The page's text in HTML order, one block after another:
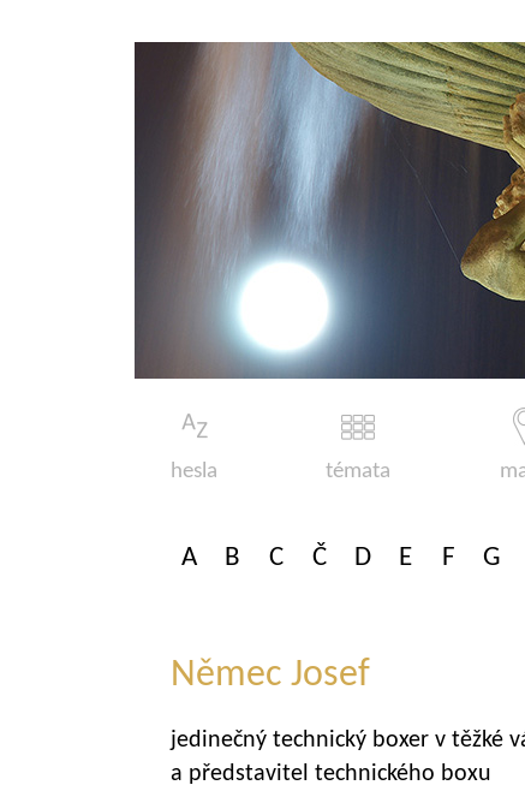
hesla témata
A B C Č D E F G
Němec Josef
jedinečný technický boxer v těžké
a představitel technického boxu